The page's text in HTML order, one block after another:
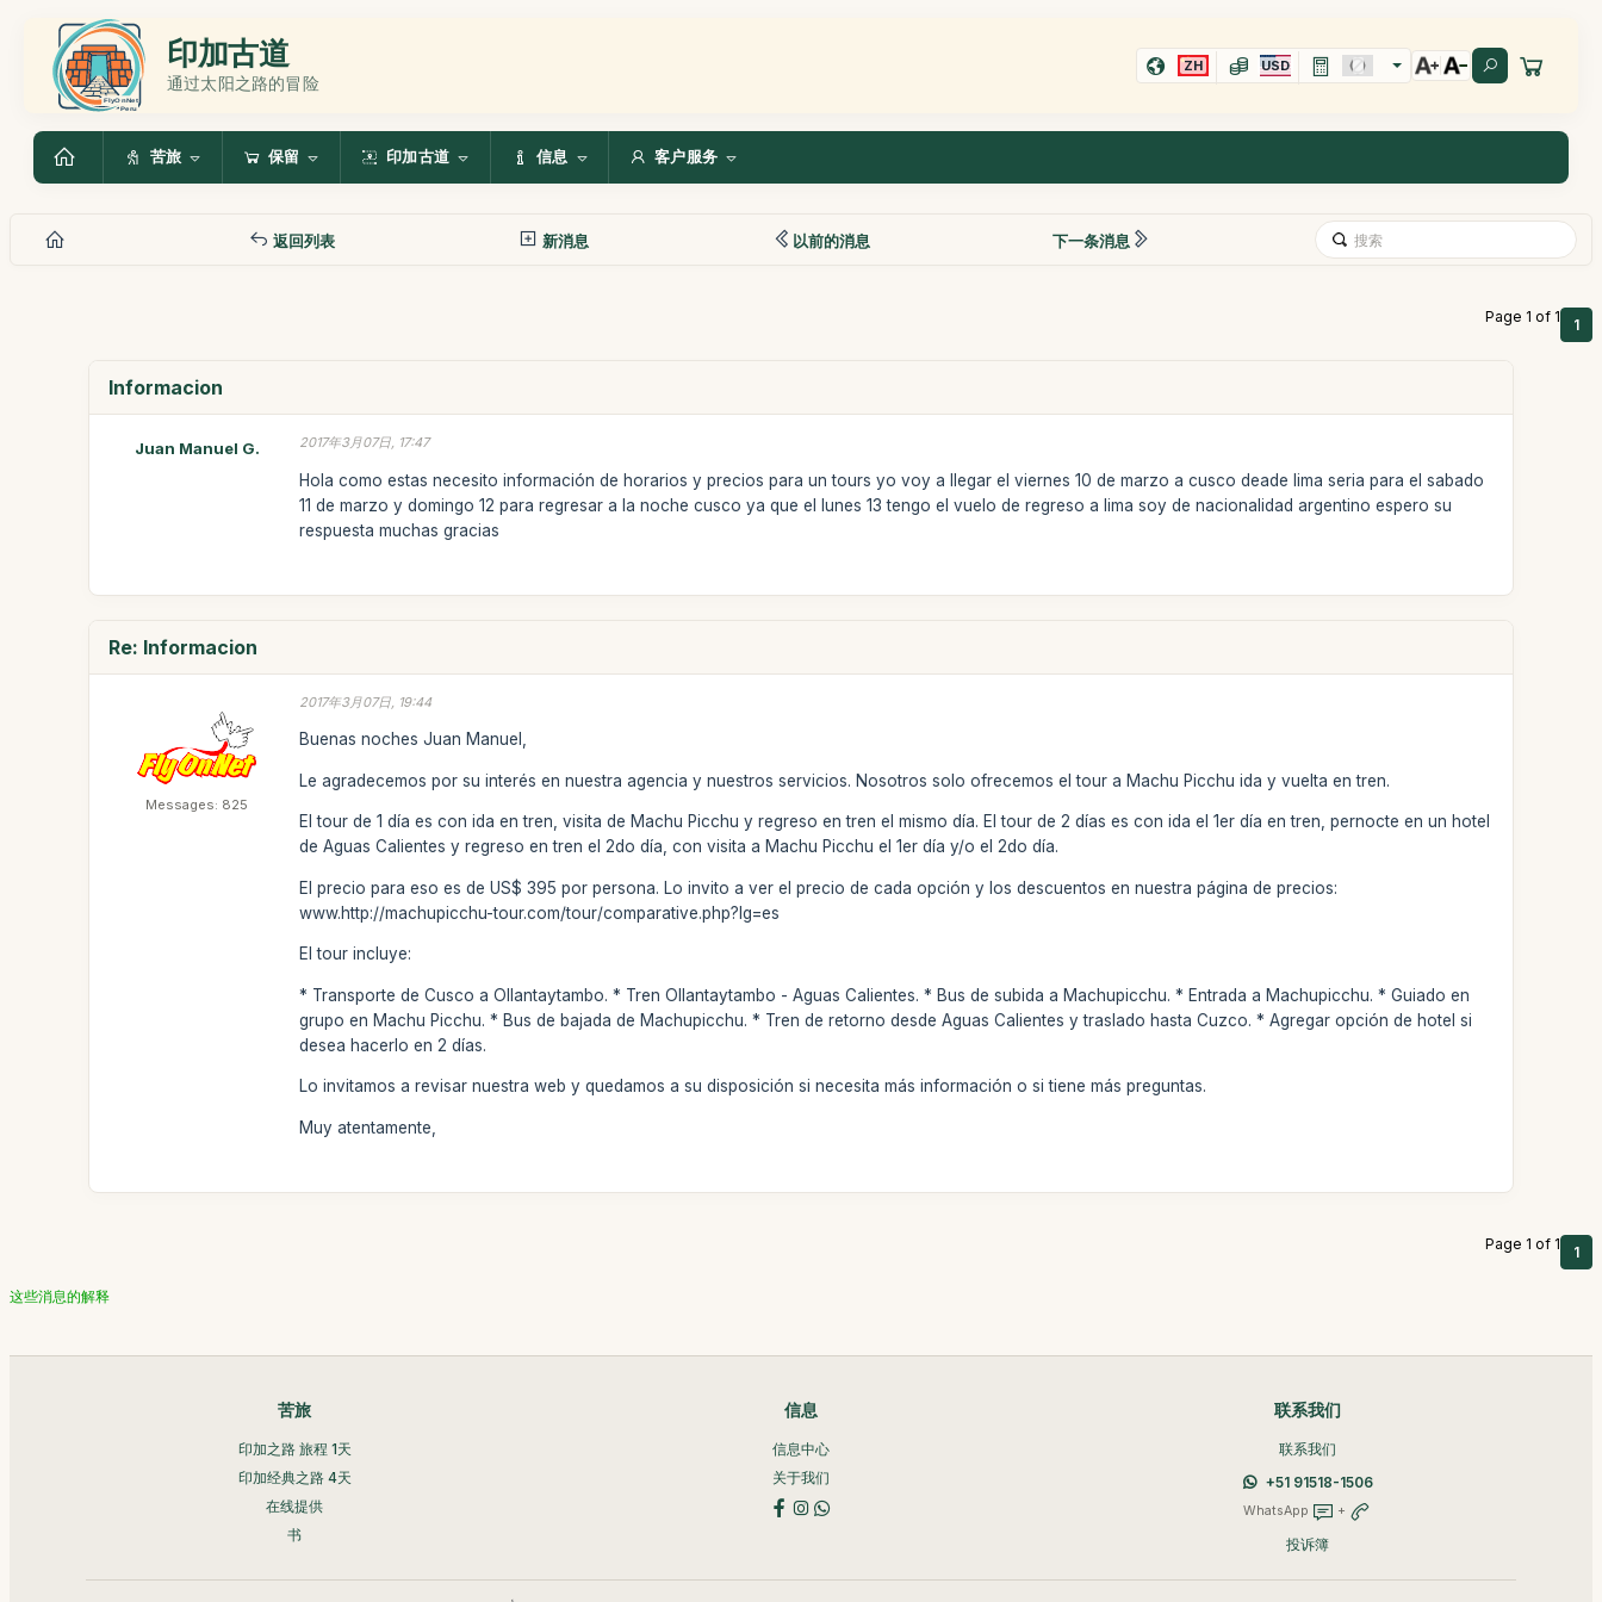
印加古道
通过太阳之路的冒险
ZH USD
苦旅 保留 印加古道 信息 客户服务
返回列表 新消息 以前的消息 下一条消息
Page 1 of 1 1
Informacion
Juan Manuel G. 2017年3月07日, 17:47
Hola como estas necesito información de horarios y precios para un tours yo voy a llegar el viernes 10 de marzo a cusco deade lima seria para el sabado
11 de marzo y domingo 12 para regresar a la noche cusco ya que el lunes 13 tengo el vuelo de regreso a lima soy de nacionalidad argentino espero su
respuesta muchas gracias
Re: Informacion
Messages: 825
2017年3月07日, 19:44
Buenas noches Juan Manuel,
Le agradecemos por su interés en nuestra agencia y nuestros servicios. Nosotros solo ofrecemos el tour a Machu Picchu ida y vuelta en tren.
El tour de 1 día es con ida en tren, visita de Machu Picchu y regreso en tren el mismo día. El tour de 2 días es con ida el 1er día en tren, pernocte en un hotel
de Aguas Calientes y regreso en tren el 2do día, con visita a Machu Picchu el 1er día y/o el 2do día.
El precio para eso es de US$ 395 por persona. Lo invito a ver el precio de cada opción y los descuentos en nuestra página de precios:
www.http://machupicchu-tour.com/tour/comparative.php?lg=es
El tour incluye:
* Transporte de Cusco a Ollantaytambo. * Tren Ollantaytambo - Aguas Calientes. * Bus de subida a Machupicchu. * Entrada a Machupicchu. * Guiado en
grupo en Machu Picchu. * Bus de bajada de Machupicchu. * Tren de retorno desde Aguas Calientes y traslado hasta Cuzco. * Agregar opción de hotel si
desea hacerlo en 2 días.
Lo invitamos a revisar nuestra web y quedamos a su disposición si necesita más información o si tiene más preguntas.
Muy atentamente,
Page 1 of 1 1
这些消息的解释
苦旅
印加之路 旅程 1天
印加经典之路 4天
在线提供
书
信息
信息中心
关于我们
联系我们
联系我们
+51 91518-1506
WhatsApp +
投诉簿